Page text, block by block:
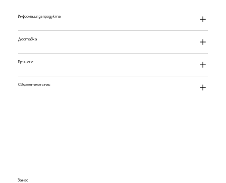
Информация за продукта
Доставка
Връщане
Свържете се с нас
За нас